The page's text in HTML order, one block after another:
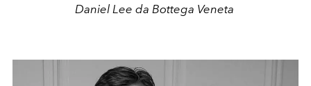
Daniel Lee da Bottega Veneta